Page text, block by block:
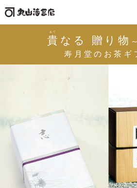
貴
あて
なる 贈り物
寿月堂のお茶ギ